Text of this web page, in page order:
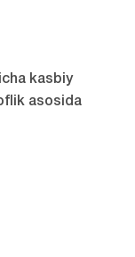
kasbiy
asosida